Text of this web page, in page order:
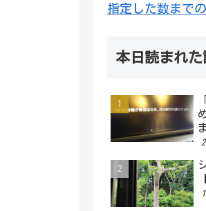
指定した数まで
本日読まれた